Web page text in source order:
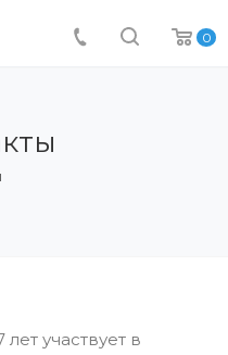
0
участвует в